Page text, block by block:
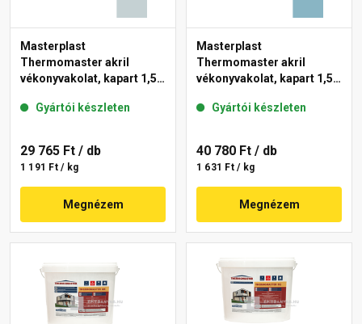
Masterplast
Thermomaster akril
vékonyvakolat, kapart 1,5
Gyártói készleten
29 765 Ft / db
1 191 Ft / kg
Megnézem
Masterplast
Thermomaster akril
vékonyvakolat, kapart 1,5
Gyártói készleten
40 780 Ft / db
1 631 Ft / kg
Megnézem